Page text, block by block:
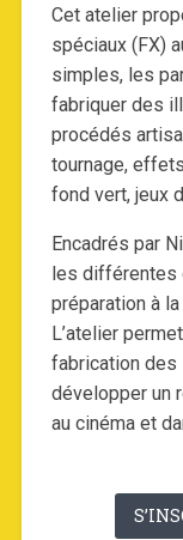
Cet atelier
spéciaux (FX)
simples, les
fabriquer des
procédés
tournage,
fond vert, jeux
Encadrés par
les différentes
préparation à
L’atelier
fabrication des
développer un
au cinéma et